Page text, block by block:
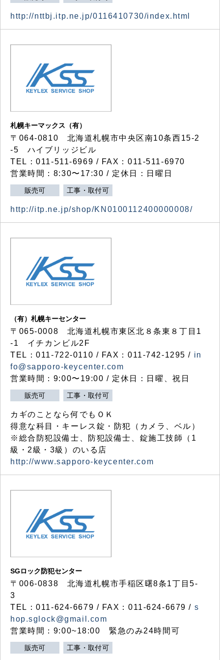
http://nttbj.itp.ne.jp/0116410730/index.html
札幌キーマックス（有）
〒064-0810 北海道札幌市中央区南10条西15-2
-5 ハイブリッジビル
TEL：011-511-6969 / FAX：011-511-6970
営業時間：8:30〜17:30 / 定休日：日曜日
販売可 工事・取付可
http://itp.ne.jp/shop/KN0100112400000008/
（有）札幌キーセンター
〒065-0008 北海道札幌市東区北８条東８丁目1
-1 イチカンビル2F
TEL：011-722-0110 / FAX：011-742-1295 / in
fo@sapporo-keycenter.com
営業時間：9:00〜19:00 / 定休日：日曜、祝日
販売可 工事・取付可
カギのことなら何でもＯＫ
得意な科目・キーレス錠・防犯（カメラ、ベル）
※総合防犯設備士、防犯設備士、錠施工技師（1
級・2級・3級）のいる店
http://www.sapporo-keycenter.com
SGロック防犯センター
〒006-0838 北海道札幌市手稲区曙8条1丁目5-
3
TEL：011-624-6679 / FAX：011-624-6679 / s
hop.sglock@gmail.com
営業時間：9:00~18:00 緊急のみ24時間可
販売可 工事・取付可